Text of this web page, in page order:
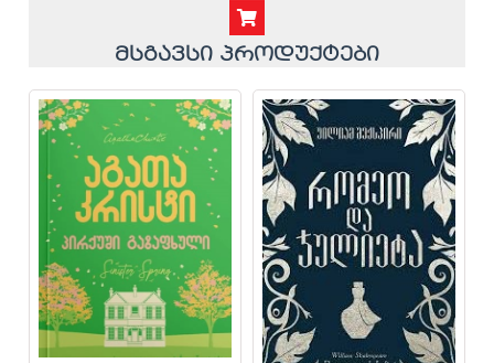
მსგავსი პროდუქტები